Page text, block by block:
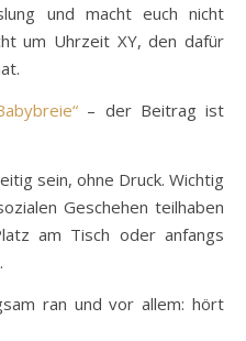
und macht euch nicht
um Uhrzeit XY, den dafür
– der Beitrag ist
sein, ohne Druck. Wichtig
Geschehen teilhaben
am Tisch oder anfangs
ran und vor allem: hört